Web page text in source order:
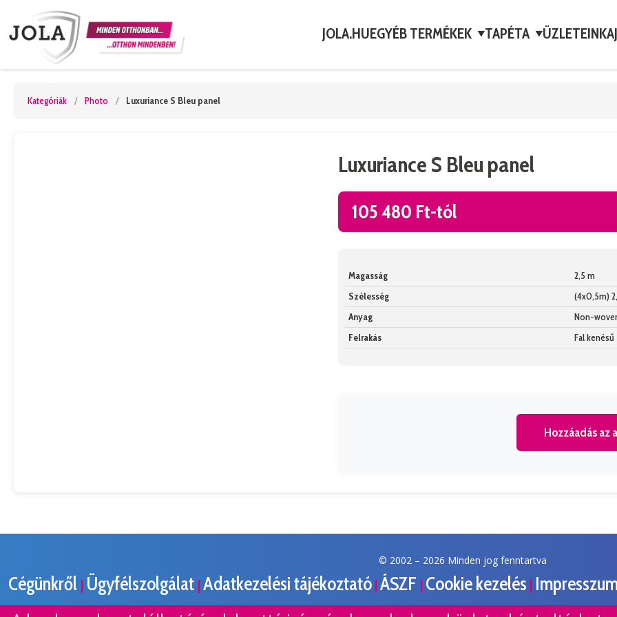
JOLA.HUEGYÉB TERMÉKEK ▼TAPÉTA ▼ÜZLETEINK
Kategóriák / Photo / Luxuriance S Bleu panel
Luxuriance S Bleu panel
105 480 Ft-tól
Magasság
2,5 m
Szélesség
(4x0,5m)
Anyag
Non-
Felrakás
Fal kenésű
Hozzáadás az
© 2002 – 2026 Minden jog fenntartva
Cégünkről | Ügyfélszolgálat | Adatkezelési tájékoztató | ÁSZF | Cookie kezelés |